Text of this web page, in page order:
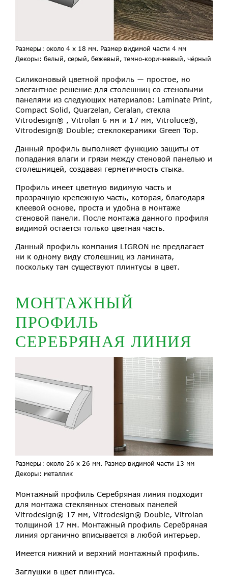
Размеры: около 4 х 18 мм. Размер видимой части 4 мм
Декоры: белый, серый, бежевый, темно-коричневый, чёрный
Силиконовый цветной профиль ― простое, но
элегантное решение для столешниц со стеновыми
панелями из следующих материалов: Laminate Print,
Compact Solid, Quarzelan, Ceralan, стекла
Vitrodesign® , Vitrolan 6 мм и 17 мм, Vitroluce®,
Vitrodesign® Double; стеклокерамики Green Top.
Данный профиль выполняет функцию защиты от
попадания влаги и грязи между стеновой панелью и
столешницей, создавая герметичность стыка.
Профиль имеет цветную видимую часть и
прозрачную крепежную часть, которая, благодаря
клеевой основе, проста и удобна в монтаже
стеновой панели. После монтажа данного профиля
видимой остается только цветная часть.
Данный профиль компания LIGRON не предлагает
ни к одному виду столешниц из ламината,
поскольку там существуют плинтусы в цвет.
МОНТАЖНЫЙ
ПРОФИЛЬ
CЕРЕБРЯНАЯ ЛИНИЯ
Размеры: около 26 х 26 мм. Размер видимой части 13 мм
Декоры: металлик
Монтажный профиль Серебряная линия подходит
для монтажа стеклянных стеновых панелей
Vitrodesign® 17 мм, Vitrodesign® Double, Vitrolan
толщиной 17 мм. Монтажный профиль Серебряная
линия органично вписывается в любой интерьер.
Имеется нижний и верхний монтажный профиль.
Заглушки в цвет плинтуса.